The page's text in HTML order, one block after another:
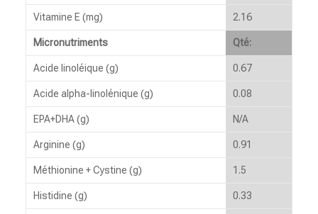
Vitamine E (mg) 2.16
Micronutriments Qté:
Acide linoléique (g) 0.67
Acide alpha-linolénique (g) 0.08
EPA+DHA (g) N/A
Arginine (g) 0.91
Méthionine + Cystine (g) 1.5
Histidine (g) 0.33